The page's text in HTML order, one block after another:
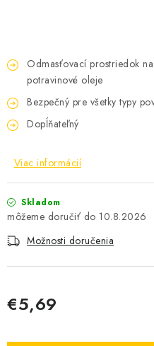
Formulár na reklamáciu tovaru
Odmasťovací prostriedok
potravinové oleje
Bezpečný pre všetky typy
Dopĺňateľný
Viac informácií
Skladom
10.8.2026
Možnosti doručenia
€5,69